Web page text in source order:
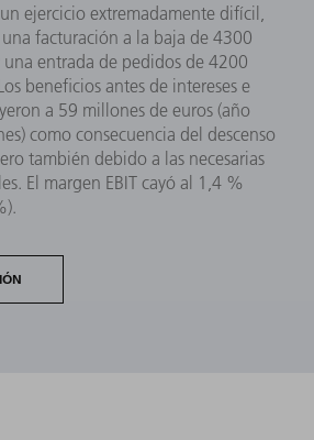
ejercicio extremadamente difícil,
facturación a la baja de 4300
entrada de pedidos de 4200
beneficios antes de intereses e
a 59 millones de euros (año
como consecuencia del descenso
también debido a las necesarias
El margen EBIT cayó al 1,4 %